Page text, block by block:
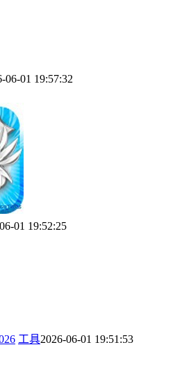
06-01 19:57:32
01 19:52:25
工具2026-06-01 19:51:53